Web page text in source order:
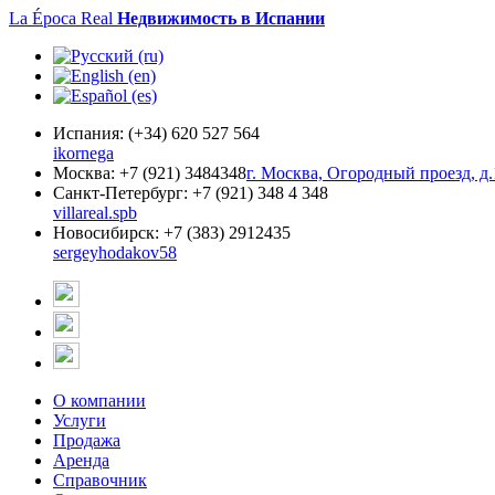
La Época Real Недвижимость в Испании
Испания: (+34) 620 527 564
ikornega
Москва: +7 (921) 3484348г. Москва, Огородный проезд,
Санкт-Петербург: +7 (921) 348 4 348
villareal.spb
Новосибирск: +7 (383) 2912435
sergeyhodakov58
О компании
Услуги
Продажа
Аренда
Справочник